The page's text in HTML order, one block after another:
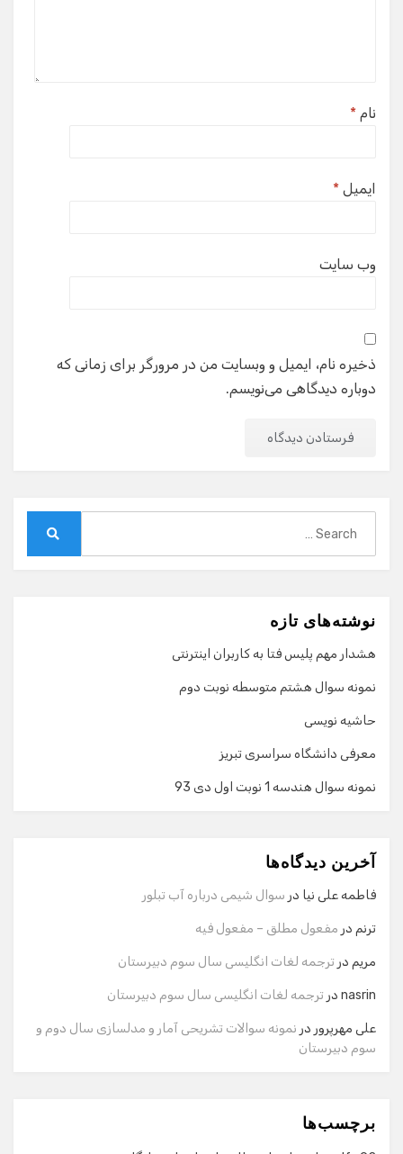
نام *
ایمیل *
وب‌ سایت
ذخیره نام، ایمیل و وبسایت من در مرورگر برای زمانی که
دوباره دیدگاهی می‌نویسم.
نوشته‌های تازه
هشدار مهم پلیس فتا به کاربران اینترنتی
نمونه سوال هشتم متوسطه نوبت دوم
حاشیه نویسی
معرفی دانشگاه سراسری تبریز
نمونه سوال هندسه 1 نوبت اول دی 93
آخرین دیدگاه‌ها
فاطمه علی نیا در سوال شیمی درباره آب تبلور
ترنم در مفعول مطلق – مفعول فیه
مریم در ترجمه لغات انگلیسی سال سوم دبیرستان
nasrin در ترجمه لغات انگلیسی سال سوم دبیرستان
علی مهرپرور در نمونه سوالات تشریحی آمار و مدلسازی سال دوم و
سوم دبیرستان
برچسب‌ها
گفت‌وگو با دستیار هوشمند
سلام! برای شروع گفت‌وگو لطفاً شماره تماس یا ایمیل خود را
وارد کنید.
ایمیل